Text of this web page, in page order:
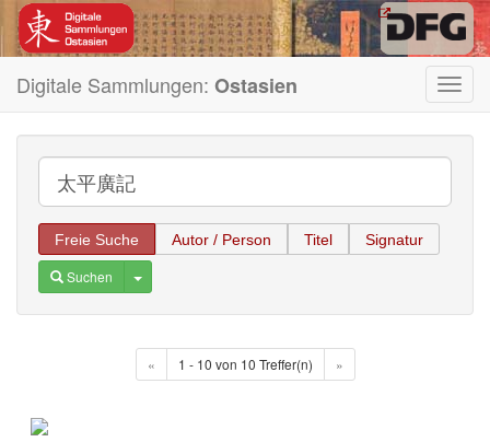
Digitale Sammlungen: Ostasien
Freie Suche Autor / Person Titel Signatur
Suchen Toggle Dropdown
« 1 - 10 von 10 Treffer(n) »